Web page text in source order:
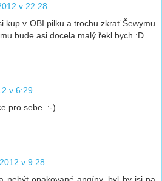
v 22:28
kup v OBI pilku a trochu zkrať Šewymu
bude asi docela malý řekl bych :D
v 6:29
pro sebe. :-)
v 9:28
nebýt opakované angíny, byl by jsi na